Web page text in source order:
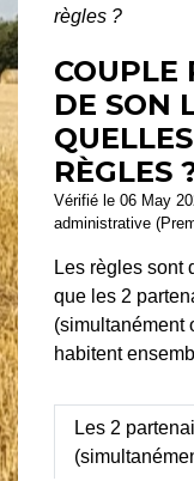
règles ?
COUPLE
DE SON
RÈGLES
Vérifié le 06 May
administrative
Les règles sont
que les 2
(simultanément
habitent
Les 2